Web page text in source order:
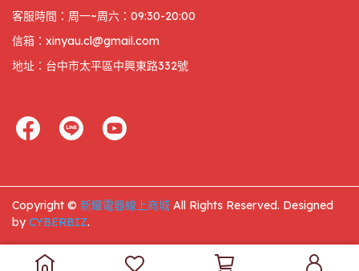
客服時間：周一~周六：09:30-20:00
信箱：xinyau.cl@gmail.com
地址：台中市太平區中興東路332號
Copyright © 新耀電器線上商城 All Rights Reserved. Designed
byCYBERBIZ.